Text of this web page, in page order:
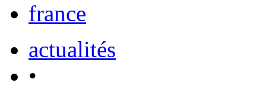
france
actualités
•